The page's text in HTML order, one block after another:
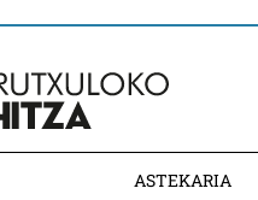
ASTEKARIA